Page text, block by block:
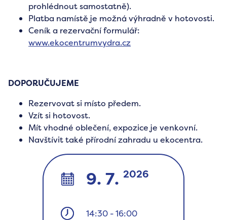
prohlédnout samostatně).
Platba namístě je možná výhradně v hotovosti.
Ceník a rezervační formulář:
www.ekocentrumvydra.cz
DOPORUČUJEME
Rezervovat si místo předem.
Vzít si hotovost.
Mít vhodné oblečení, expozice je venkovní.
Navštívit také přírodní zahradu u ekocentra.
9. 7. 2026
14:30 -16:00